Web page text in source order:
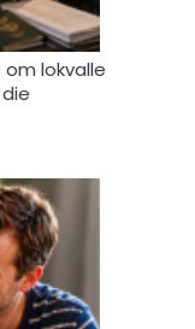
om lokvalle